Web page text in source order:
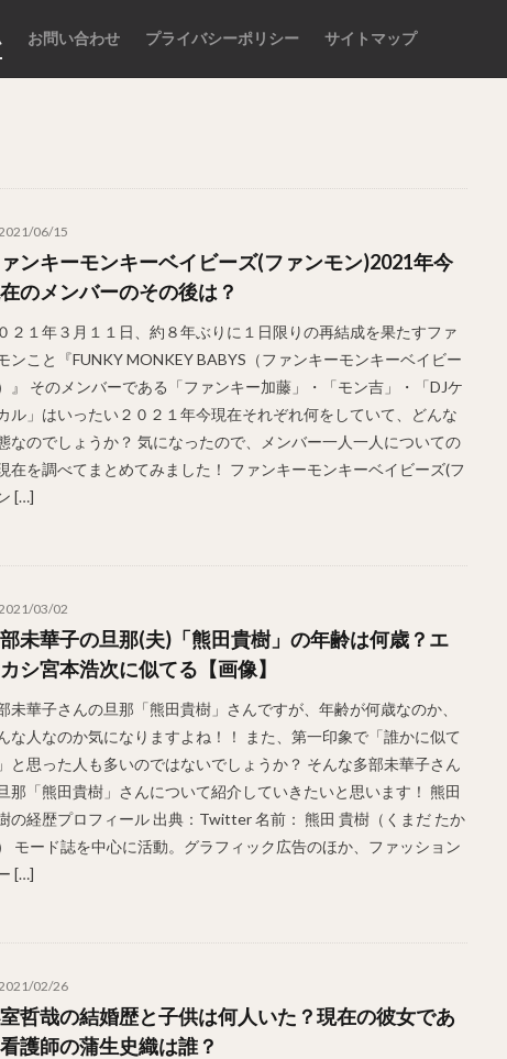
お問い合わせ プライバシーポリシー サイトマップ
06/15
ンキーモンキーベイビーズ(ファンモン)2021年今
のメンバーのその後は？
２１年３月１１日、約８年ぶりに１日限りの再結成を果たすファ
ンこと『FUNKY MONKEY BABYS（ファンキーモンキーベイビー
』 そのメンバーである「ファンキー加藤」・「モン吉」・「DJケ
ル」はいったい２０２１年今現在それぞれ何をしていて、どんな
なのでしょうか？ 気になったので、メンバー一人一人についての
在を調べてまとめてみました！ ファンキーモンキーベイビーズ(フ
[…]
03/02
未華子の旦那(夫)「熊田貴樹」の年齢は何歳？エ
シ宮本浩次に似てる【画像】
未華子さんの旦那「熊田貴樹」さんですが、年齢が何歳なのか、
な人なのか気になりますよね！！ また、第一印象で「誰かに似て
と思った人も多いのではないでしょうか？ そんな多部未華子さん
那「熊田貴樹」さんについて紹介していきたいと思います！ 熊田
の経歴プロフィール 出典：Twitter 名前： 熊田 貴樹（くまだ たか
モード誌を中心に活動。グラフィック広告のほか、ファッション
[…]
02/26
哲哉の結婚歴と子供は何人いた？現在の彼女であ
護師の蒲生史織は誰？
検索